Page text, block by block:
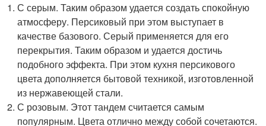
С серым. Таким образом удается создать спокойную
атмосферу. Персиковый при этом выступает в
качестве базового. Серый применяется для его
перекрытия. Таким образом и удается достичь
подобного эффекта. При этом кухня персикового
цвета дополняется бытовой техникой, изготовленной
из нержавеющей стали.
С розовым. Этот тандем считается самым
популярным. Цвета отлично между собой сочетаются.